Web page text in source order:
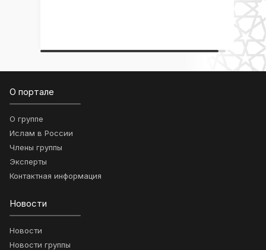
О портале
О группе
Ислам в России
Члены группы
Эксперты
Контактная информация
Новости
Новости
Новости группы